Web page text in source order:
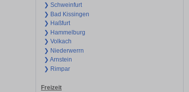
❯ Schweinfurt
❯ Bad Kissingen
❯ Haßfurt
❯ Hammelburg
❯ Volkach
❯ Niederwerrn
❯ Arnstein
❯ Rimpar
Freizeit